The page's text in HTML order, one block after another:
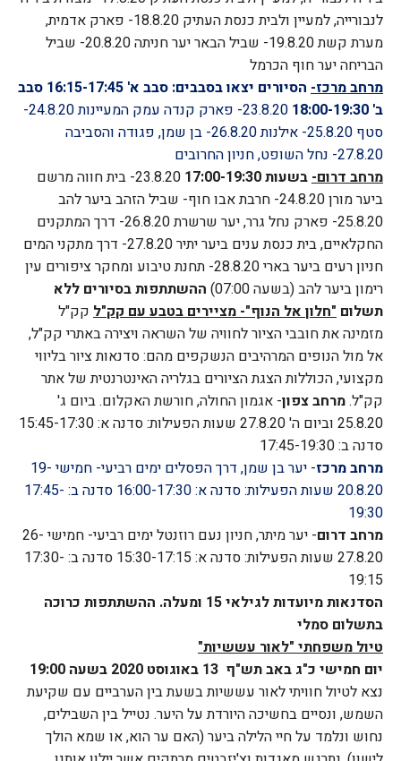
לנבורייה, למעיין ולבית כנסת העתיק
18.8.20- פארק אדמית,
מערת קשת19.8.20- שביל הבאר יער חניתה
20.8.20- שביל
הבריחה יער חוף הכרמל
מרחב מרכז-
הסיורים יצאו בסבבים: סבב א' 16:15-17:45 סבב
ב' 18:00-19:30
23.8.20- פארק קנדה עמק המעיינות
24.8.20-
סטף 25.8.20- אילנות
26.8.20- בן שמן, פגודה והסביבה
27.8.20- נחל השופט, חניון החרובים
מרחב דרום- בשעות 17:00-19:30
23.8.20- בית חווה מרשם
ביער מורן24.8.20- חרבת אבו חוף- שביל הזהב ביער להב
25.8.20- פארק נחל גרר, יער שרשרת
26.8.20- דרך המתקנים
החקלאיים, בית כנסת ענים ביער יתיר
27.8.20- דרך מתקני המים
חניון רעים ביער בארי
28.8.20- תחנת טיבוע ומחקר ציפורים עין
רימון ביער להב (בשעה 07:00)
ההשתתפות בסיורים ללא
תשלום "חלון אל הנוף"- מציירים בטבע עם קק"ל קק"ל
מזמינה את חובבי הציור לחוויה של השראה ויצירה באתרי קק"ל,
אל מול הנופים המרהיבים הנשקפים מהם:סדנאות ציור בליווי
מקצועי, הכוללות הצגת הציורים בגלריה האינטרנטית של אתר
קק"ל.מרחב צפון- אגמון החולה, חורשת האקלום.ביום ג'
25.8.20 וביום ה' 27.8.20
שעות הפעילות:סדנה א: 15:45-17:30
סדנה ב: 17:45-19:30
מרחב מרכז- יער בן שמן, דרך הפסלים
ימים רביעי- חמישי 19-
20.8.20 שעות הפעילות:סדנה א: 16:00-17:30
סדנה ב: 17:45-
19:30
מרחב דרום- יער מיתר, חניון נעם רוזנטל
ימים רביעי- חמישי 26-
27.8.20 שעות הפעילות:סדנה א: 15:30-17:15
סדנה ב: 17:30-
19:15
הסדנאות מיועדות לגילאי 15 ומעלה.
ההשתתפות כרוכה
בתשלום סמלי
טיול משפחתי "לאור עששיות"
יום חמישי כ"ג באב תש"ף 13 באוגוסט 2020 בשעה 19:00
נצא לטיול חוויתי לאור עששיות בשעת בין הערביים עם שקיעת
השמש, ונסיים בחשיכה היורדת על היער. נטייל בין השבילים,
נחוש ונלמד על חיי הלילה ביער (האם ער הוא, או שמא הולך